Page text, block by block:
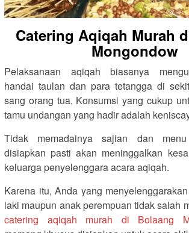
Catering Aqiqah Murah
Mongondow
Pelaksanaan aqiqah biasanya
handai taulan dan para tetangga di
sang orang tua. Konsumsi yang cukup
tamu undangan yang hadir adalah
Tidak memadainya sajian dan
disiapkan pasti akan meninggalkan
keluarga penyelenggara acara aqiqah.
Karena itu, Anda yang
laki maupun anak perempuan tidak salah
catering aqiqah murah di Bolaang